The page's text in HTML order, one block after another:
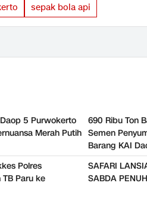
sepak bola api
5 Purwokerto
Merah Putih
690 Ribu Ton
Semen
Barang KAI
2026
Polres
Paru ke
SAFARI
SABDA